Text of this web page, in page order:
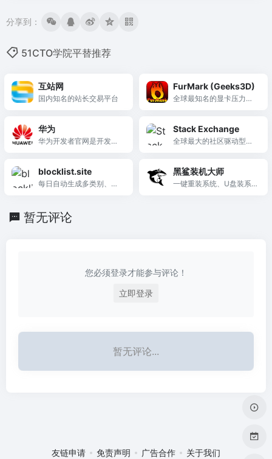
分享到：
51CTO学院平替推荐
互站网
国内知名的站长交易平台
FurMark (Geeks3D)
全球最知名的显卡压力测
GPU推至满载，检验显卡
散热与稳定性，新卡验收
华为
华为开发者官网是开发者
Stack Exchange
全球最大的社区驱动型问
等领域，Stack Overflow
是最著名的编程问答平
blocklist.site
每日自动生成多类别、多
件。
黑鲨装机大师
一键重装系统、U盘装系
暂无评论
您必须登录才能参与评论！
立即登录
暂无评论...
友链申请 免责声明 广告合作 关于我们